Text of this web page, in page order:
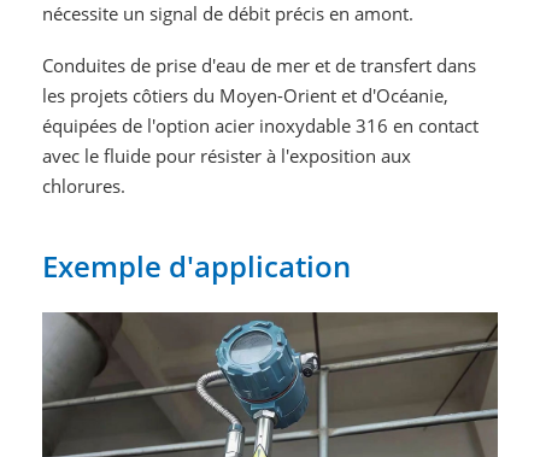
nécessite un signal de débit précis en amont.
Conduites de prise d'eau de mer et de transfert dans
les projets côtiers du Moyen-Orient et d'Océanie,
équipées de l'option acier inoxydable 316 en contact
avec le fluide pour résister à l'exposition aux
chlorures.
Exemple d'application